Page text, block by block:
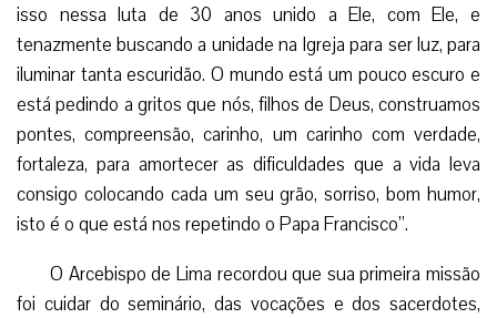
isso nessa luta de 30 anos unido a Ele, com Ele, e
tenazmente buscando a unidade na Igreja para ser luz, para
iluminar tanta escuridão. O mundo está um pouco escuro e
está pedindo a gritos que nós, filhos de Deus, construamos
pontes, compreensão, carinho, um carinho com verdade,
fortaleza, para amortecer as dificuldades que a vida leva
consigo colocando cada um seu grão, sorriso, bom humor,
isto é o que está nos repetindo o Papa Francisco”.
O Arcebispo de Lima recordou que sua primeira missão
foi cuidar do seminário, das vocações e dos sacerdotes,